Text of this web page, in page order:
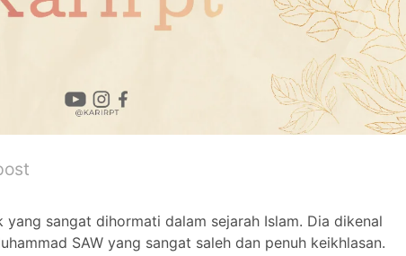
sangat dihormati dalam sejarah Islam. Dia dikenal
SAW yang sangat saleh dan penuh keikhlasan.